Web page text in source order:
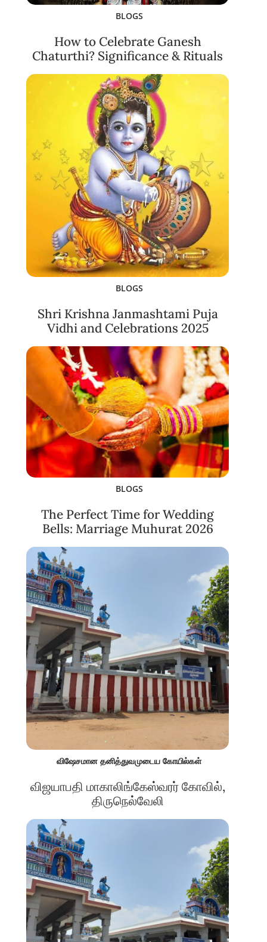
BLOGS
How to Celebrate Ganesh
Chaturthi? Significance & Rituals
BLOGS
Shri Krishna Janmashtami Puja
Vidhi and Celebrations 2025
BLOGS
The Perfect Time for Wedding
Bells: Marriage Muhurat 2026
விஷேசமான தனித்துவமுடைய கோயில்கள்
விஜயாபதி மாகாலிங்கேஸ்வரர் கோவில்,
திருநெல்வேலி